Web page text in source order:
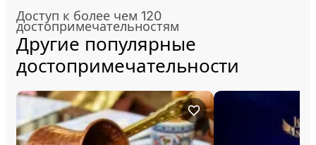
Доступ к более чем 120
достопримечательностям
Другие популярные
достопримечательности